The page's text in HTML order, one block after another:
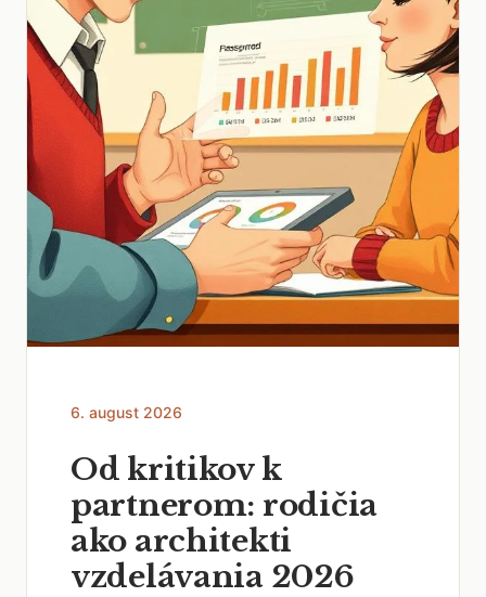
6. august 2026
Od kritikov k
partnerom: rodičia
ako architekti
vzdelávania 2026